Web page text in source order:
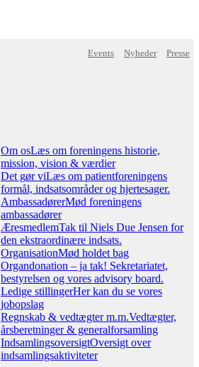
Events Nyheder Presse
Om osLæs om foreningens historie,
mission, vision & værdier
Det gør viLæs om patientforeningens
formål, indsatsområder og hjertesager.
AmbassadørerMød foreningens
ambassadører
ÆresmedlemTak til Niels Due Jensen for
den ekstraordinære indsats.
OrganisationMød holdet bag
Organdonation – ja tak! Sekretariatet,
bestyrelsen og vores advisory board.
Ledige stillingerHer kan du se vores
jobopslag
Regnskab & vedtægter m.m.Vedtægter,
årsberetninger & generalforsamling
IndsamlingsoversigtOversigt over
indsamlingsaktiviteter